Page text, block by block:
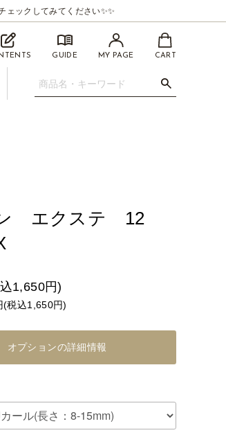
ックしてみてください✨✨
GUIDE MY PAGE CART
エクステ 12
1,650円)
(税込1,650円)
オプションの詳細情報